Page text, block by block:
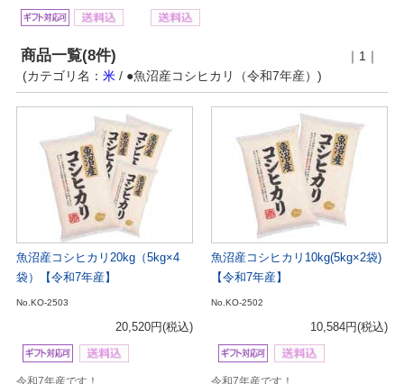
商品一覧(8件)
｜1｜
(カテゴリ名： 米/ ●魚沼産コシヒカリ（令和7年産）)
魚沼産コシヒカリ20kg（5kg×4
袋）【令和7年産】
No.KO-2503
20,520円(税込)
令和7年産です！
魚沼産コシヒカリ10kg(5kg×2袋)
【令和7年産】
No.KO-2502
10,584円(税込)
令和7年産です！